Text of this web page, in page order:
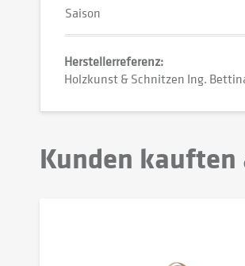
Saison
Herstellerreferenz:
Holzkunst & Schnitzen Ing.
Kunden kauften